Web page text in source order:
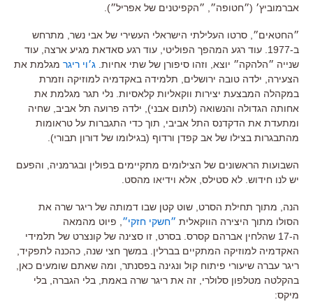
אברמוביץ׳ (״חטופה״, ״הקפיטנים של אפריל״).
״החטאים״, סרטו העלילתי הישראלי העשירי של אבי נשר, מתרחש
ב-1977. עוד רגע המהפך הפוליטי, עוד רגע סאדאת מגיע ארצה, עוד
שנייה ״הלהקה״ יוצא, וזהו סיפורן של שתי אחיות. ג׳וי ריגר מגלמת את
הצעירה, ילדה טובה ירושלים, תלמידה באקדמיה למוזיקה וזמרת
במקהלה המבצעת יצירות ווקאליות קלאסיות. נלי תגר מגלמת את
אחותה הגדולה והנשואה (לתום אבני), ילדה פרועה תל אביב, שחיה
ומתעדת את הדקדנס התל אביבי, תוך כדי התגברות על טראומות
מהתבגרות בצילו של אב קפדן ורדוף (בגילומו של דורון תבורי).
השבועות הראשונים של הצילומים מתקיימים בפולין ובגרמניה, והפעם
יש לנו חידוש. לא סטילס, אלא וידיאו מהסט.
הנה, מתוך תחילת הסרט, שוט קטן שבו דמותה של ריגר שרה את
הסולו מתוך היצירה הווקאלית ״חשקי חזקי״ , פיוט מהמאה
ה-17 שהלחין אברהם קסרס. בסרט, זו סצינה של קונצרט של תלמידי
האקדמיה למוזיקה המתקיים בברלין. במשך חצי שנה, כהכנה לתפקיד,
ריגר עברה שיעורי פיתוח קול ונגינה בפסנתר, ומה שאתם שומעים כאן,
בהקלטה מטלפון סלולרי, זה את ריגר שרה באמת, בלי הגברה, בלי
מיקס: